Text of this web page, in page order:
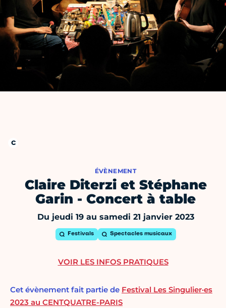
ÉVÈNEMENT
Claire Diterzi et Stéphane
Garin - Concert à table
Du jeudi 19 au samedi 21 janvier 2023
Festivals Spectacles musicaux
Cet évènement fait partie de Festival Les Singulier·es
2023 au CENTQUATRE-PARIS
VOIR LES INFOS PRATIQUES